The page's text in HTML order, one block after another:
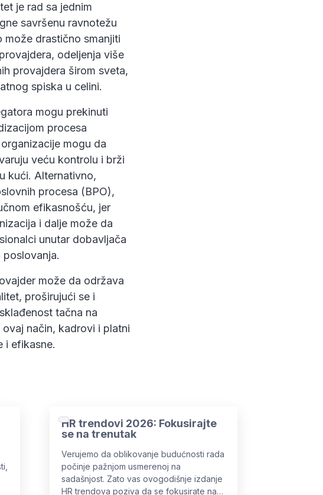
je rad sa jednim
savršenu ravnotežu
može drastično smanjiti
odeljenja više
provajdera širom sveta,
spiska u celini.
mogu prekinuti
procesa
mogu da
veću kontrolu i brži
kući. Alternativno,
procesa (BPO),
efikasnošću, jer
i dalje može da
unutar dobavljača
može da održava
proširujući se i
tačna na
način, kadrovi i platni
i efikasne.
HR trendovi 2026: Fokusirajte
se na trenutak
Verujemo da oblikovanje budućnosti rada
počinje pažnjom usmerenoj na
sadašnjost. Zato vas ovogodišnje izdanje
HR trendova poziva da se fokusirate na